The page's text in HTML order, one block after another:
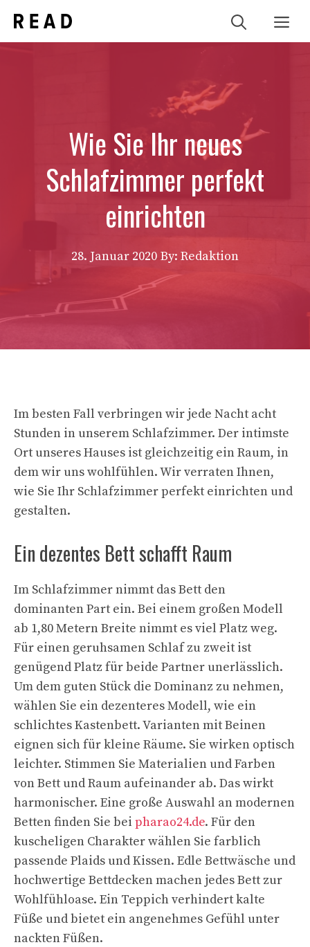
Inhalt
springen
Wie Sie Ihr neues
Schlafzimmer perfekt
einrichten
28. Januar 2020 By: Redaktion
Im besten Fall verbringen wir jede Nacht acht
Stunden in unserem Schlafzimmer. Der intimste
Ort unseres Hauses ist gleichzeitig ein Raum, in
dem wir uns wohlfühlen. Wir verraten Ihnen,
wie Sie Ihr Schlafzimmer perfekt einrichten und
gestalten.
Ein dezentes Bett schafft Raum
Im Schlafzimmer nimmt das Bett den
dominanten Part ein. Bei einem großen Modell
ab 1,80 Metern Breite nimmt es viel Platz weg.
Für einen geruhsamen Schlaf zu zweit ist
genügend Platz für beide Partner unerlässlich.
Um dem guten Stück die Dominanz zu nehmen,
wählen Sie ein dezenteres Modell, wie ein
schlichtes Kastenbett. Varianten mit Beinen
eignen sich für kleine Räume. Sie wirken optisch
leichter. Stimmen Sie Materialien und Farben
von Bett und Raum aufeinander ab. Das wirkt
harmonischer. Eine große Auswahl an modernen
Betten finden Sie bei pharao24.de. Für den
kuscheligen Charakter wählen Sie farblich
passende Plaids und Kissen. Edle Bettwäsche und
hochwertige Bettdecken machen jedes Bett zur
Wohlfühloase. Ein Teppich verhindert kalte
Füße und bietet ein angenehmes Gefühl unter
nackten Füßen.